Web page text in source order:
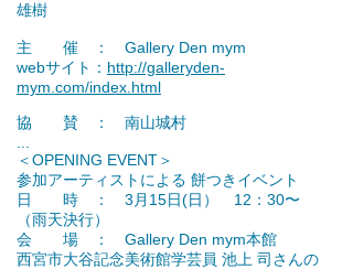
雄樹
主 催 ： Gallery Den mym
webサイト： http://galleryden-
mym.com/index.html
協 賛 ： 南山城村
＜OPENING EVENT＞
参加アーティストによる 餅つきイベント
日 時 ： 3月15日(日） 12：30〜
（雨天決行）
会 場 ： Gallery Den mym本館
西宮市大谷記念美術館学芸員 池上 司さんの